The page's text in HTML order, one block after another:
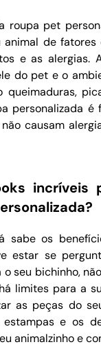
roupa pet
de fatores
e as alergias.
do pet e o
queimaduras,
personalizada
causam
incríveis
sabe os
estar se
seu bichinho,
limites para a
as peças do
e os
animalzinho e